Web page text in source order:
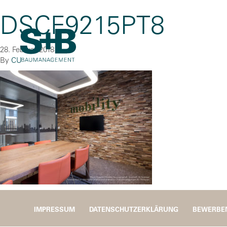
DSCF9215PT8
28. Februar 2018
By CU
IMPRESSUM DATENSCHUTZERKLÄRUNG